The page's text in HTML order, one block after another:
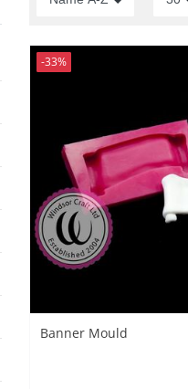
-33%
Banner Mould